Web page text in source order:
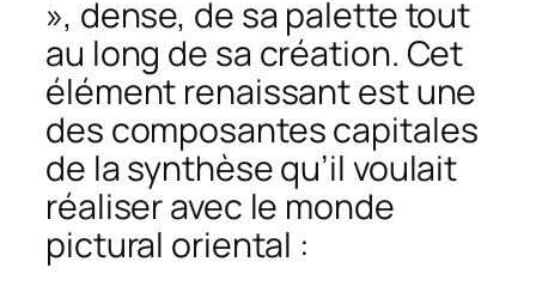
», dense, de sa palette tout
au long de sa création. Cet
élément renaissant est une
des composantes capitales
de la synthèse qu’il voulait
réaliser avec le monde
pictural oriental :